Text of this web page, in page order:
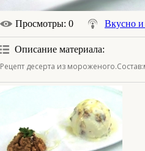
Просмотры: 0 Вкусно
Описание материала:
Рецепт десерта из